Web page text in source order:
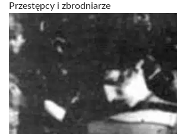
Przestępcy i zbrodniarze